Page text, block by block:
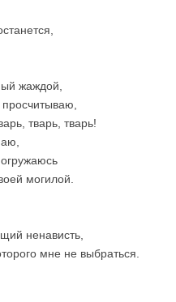
жаждой,
тварь, тварь!
могилой.
ненависть,
мне не выбраться.